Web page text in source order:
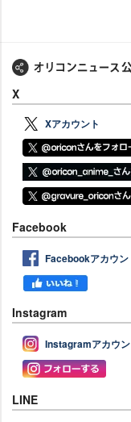
X
Xアカウント
Facebook
Facebookアカウン
Instagram
Instagramアカウン
LINE